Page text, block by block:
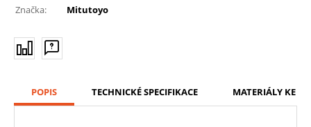
Značka:
Mitutoyo
POPIS TECHNICKÉ SPECIFIKACE MATERIÁLY KE